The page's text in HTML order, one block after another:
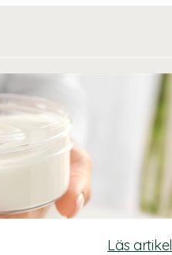
Läs artikel